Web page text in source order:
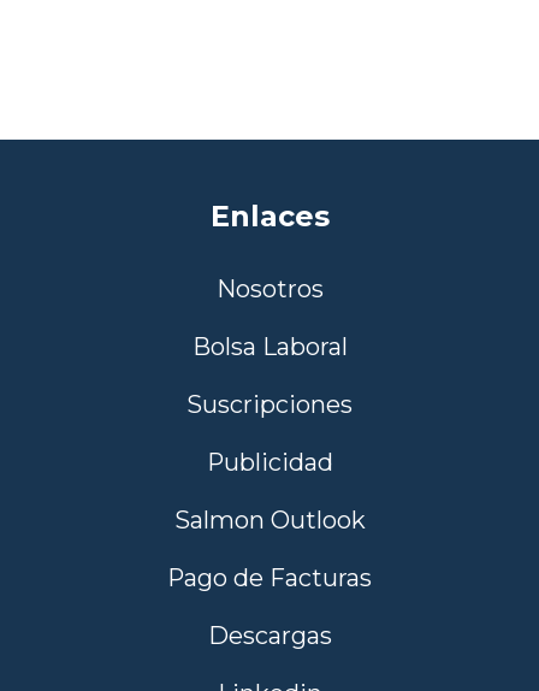
Enlaces
Nosotros
Bolsa Laboral
Suscripciones
Publicidad
Salmon Outlook
Pago de Facturas
Descargas